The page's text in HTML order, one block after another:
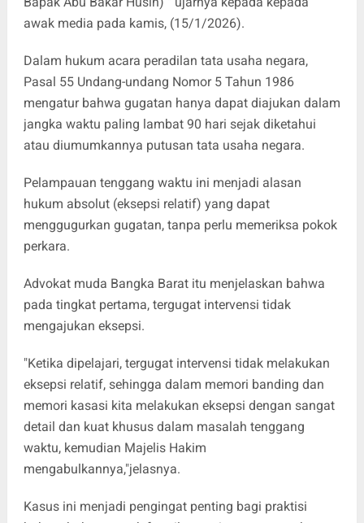
awak media pada kamis, (15/1/2026).
Dalam hukum acara peradilan tata usaha negara,
Pasal 55 Undang-undang Nomor 5 Tahun 1986
mengatur bahwa gugatan hanya dapat diajukan dalam
jangka waktu paling lambat 90 hari sejak diketahui
atau diumumkannya putusan tata usaha negara.
Pelampauan tenggang waktu ini menjadi alasan
hukum absolut (eksepsi relatif) yang dapat
menggugurkan gugatan, tanpa perlu memeriksa pokok
perkara.
Advokat muda Bangka Barat itu menjelaskan bahwa
pada tingkat pertama, tergugat intervensi tidak
mengajukan eksepsi.
"Ketika dipelajari, tergugat intervensi tidak melakukan
eksepsi relatif, sehingga dalam memori banding dan
memori kasasi kita melakukan eksepsi dengan sangat
detail dan kuat khusus dalam masalah tenggang
waktu, kemudian Majelis Hakim
mengabulkannya,"jelasnya.
Kasus ini menjadi pengingat penting bagi praktisi